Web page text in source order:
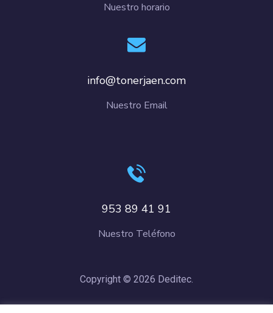
Nuestro horario
info@tonerjaen.com
Nuestro Email
953 89 41 91
Nuestro Teléfono
Copyright © 2026 Deditec.